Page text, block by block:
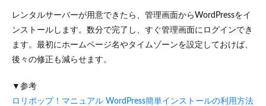
レンタルサーバーが用意できたら、管理画面からWordPressをイ
ンストールします。数分で完了し、すぐ管理画面にログインでき
ます。最初にホームページ名やタイムゾーンを設定しておけば、
後々の修正も減らせます。
▼参考
ロリポップ！マニュアル WordPress簡単インストールの利用方法